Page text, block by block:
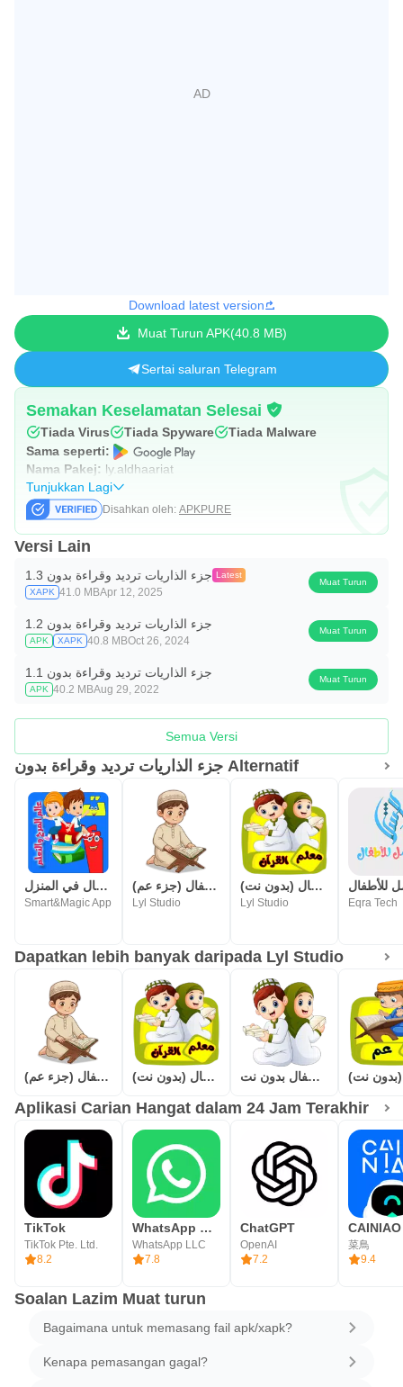
Download latest version
Muat Turun APK 40.8 MB
Sertai saluran Telegram
Semakan Keselamatan Selesai
Tiada Virus Tiada Spyware
Tiada Malware
Sama seperti:
Nama Pakej: ly.aldhaariat
Tunjukkan Lagi
Disahkan oleh: APKPURE
Versi Lain
جزء الذاريات ترديد وقراءة بدون 1.3 Latest
XAPK 41.0 MBApr 12, 2025
Muat Turun
جزء الذاريات ترديد وقراءة بدون 1.2
APK XAPK 40.8 MBOct 26, 2024
Muat Turun
جزء الذاريات ترديد وقراءة بدون 1.1
APK 40.2 MBAug 29, 2022
Muat Turun
Semua Versi
جزء الذاريات ترديد وقراءة بدون Alternatif
روضة الاطفال في المنزل
Smart&Magic App
المصحف المعلم للاطفال (جزء عم)
Lyl Studio
معلم القرآن للاطفال (بدون نت)
Lyl Studio Eqra Tech
Dapatkan lebih banyak daripada Lyl Studio
المصحف المعلم للاطفال (جزء عم) معلم القرآن للاطفال (بدون نت) قصار السور للأطفال بدون نت
Aplikasi Carian Hangat dalam 24 Jam Terakhir
TikTok
TikTok Pte. Ltd.
8.2
WhatsApp Messenger
WhatsApp LLC
7.8
ChatGPT
OpenAI
7.2
菜鳥
9.4
Soalan Lazim Muat turun
Bagaimana untuk memasang fail apk/xapk?
Kenapa pemasangan gagal?